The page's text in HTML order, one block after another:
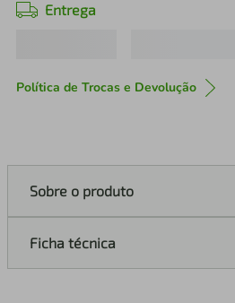
Entrega
Política de Trocas e Devolução
Sobre o produto
Ficha técnica